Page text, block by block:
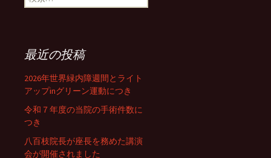
索:
最近の投稿
2026年世界緑内障週間とライト
アップinグリーン運動につき
令和７年度の当院の手術件数に
つき
八百枝院長が座長を務めた講演
会が開催されました